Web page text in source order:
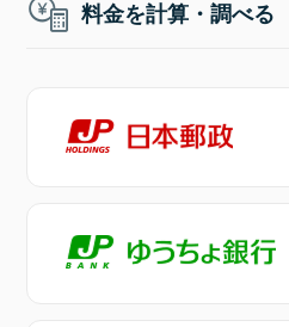
料金を計算・調べる